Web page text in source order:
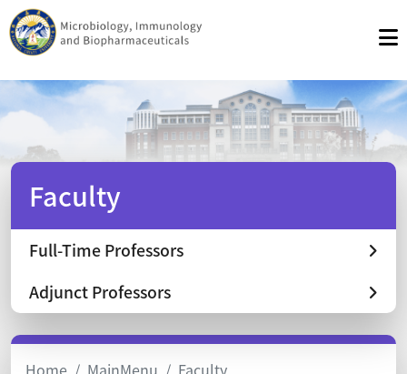
Faculty
Full-Time Professors
Adjunct Professors
Home MainMenu
Faculty